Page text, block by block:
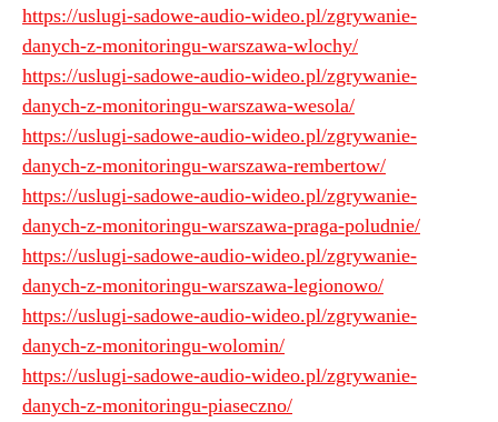
https://uslugi-sadowe-audio-wideo.pl/zgrywanie-
danych-z-monitoringu-warszawa-wlochy/
https://uslugi-sadowe-audio-wideo.pl/zgrywanie-
danych-z-monitoringu-warszawa-wesola/
https://uslugi-sadowe-audio-wideo.pl/zgrywanie-
danych-z-monitoringu-warszawa-rembertow/
https://uslugi-sadowe-audio-wideo.pl/zgrywanie-
danych-z-monitoringu-warszawa-praga-poludnie/
https://uslugi-sadowe-audio-wideo.pl/zgrywanie-
danych-z-monitoringu-warszawa-legionowo/
https://uslugi-sadowe-audio-wideo.pl/zgrywanie-
danych-z-monitoringu-wolomin/
https://uslugi-sadowe-audio-wideo.pl/zgrywanie-
danych-z-monitoringu-piaseczno/